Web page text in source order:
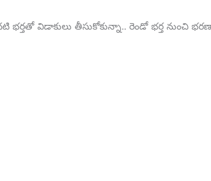
భర్తతో విడాకులు తీసుకోకున్నా.. రెండో భర్త నుంచి